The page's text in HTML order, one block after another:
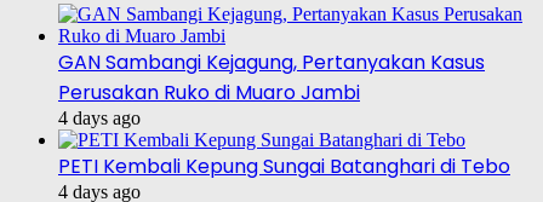
GAN Sambangi Kejagung, Pertanyakan Kasus
Perusakan Ruko di Muaro Jambi
4 days ago
PETI Kembali Kepung Sungai Batanghari di Tebo
4 days ago